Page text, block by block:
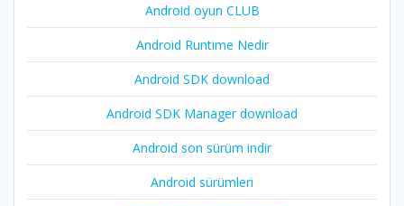
Android oyun CLUB
Android Runtime Nedir
Android SDK download
Android SDK Manager download
Android son sürüm indir
Android sürümleri